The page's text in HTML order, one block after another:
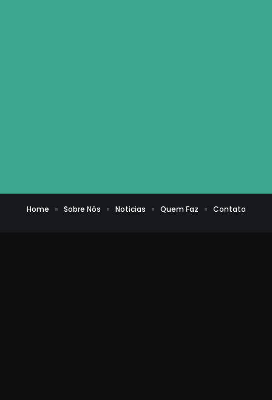
Home Sobre Nós Noticias Quem Faz Contato